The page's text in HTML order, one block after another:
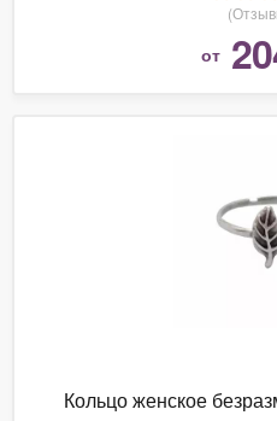
от
Кольцо женское